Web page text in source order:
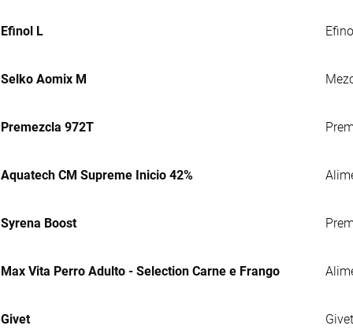
Efinol L
Selko Aomix M
Premezcla 972T
Aquatech CM Supreme Inicio 42%
Syrena Boost
Max Vita Perro Adulto - Selection Carne e Frango
Givet